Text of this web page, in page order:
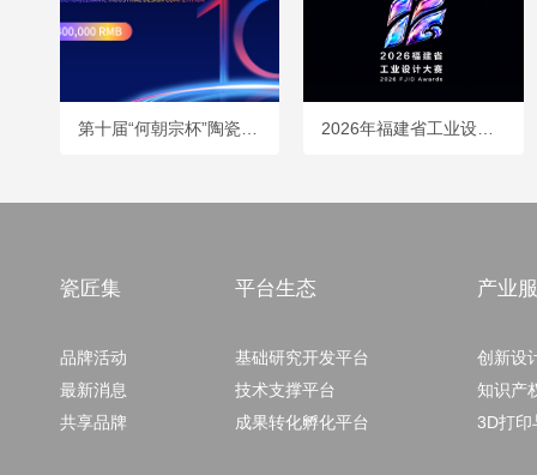
瓷匠集
品牌活动
最新消息
共享品牌
平台生态
基础研究开发平台
技术支撑平台
成果转化孵化平台
产业
创新设
知识产
3D打印